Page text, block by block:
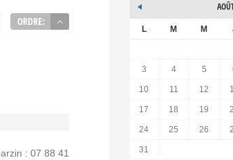
ORDRE:
: 07 88 41
L M M
3 4 5
10 11 12
17 18 19
24 25 26
31